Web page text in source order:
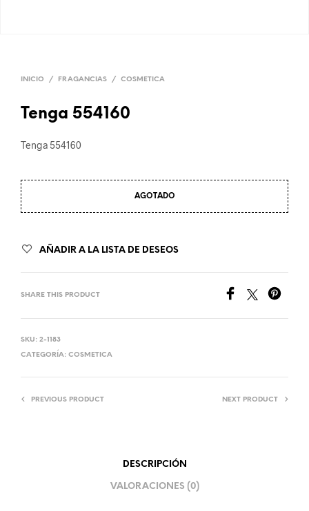
INICIO / FRAGANCIAS / COSMETICA
Tenga 554160
Tenga 554160
AGOTADO
AÑADIR A LA LISTA DE DESEOS
SHARE THIS PRODUCT
SKU: 2-1183
CATEGORÍA: COSMETICA
PREVIOUS PRODUCT NEXT PRODUCT
DESCRIPCIÓN
VALORACIONES (0)